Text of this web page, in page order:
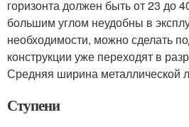
горизонта должен быть от 23 до
большим углом неудобны в
необходимости, можно сделать
конструкции уже переходят в
Средняя ширина металлической
Ступени